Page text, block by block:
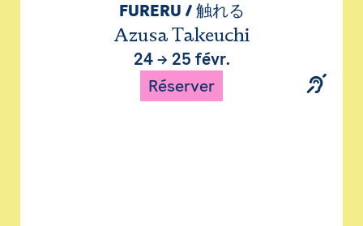
FURERU / 触れる
Azusa Takeuchi
24→ 25 févr.
Réserver